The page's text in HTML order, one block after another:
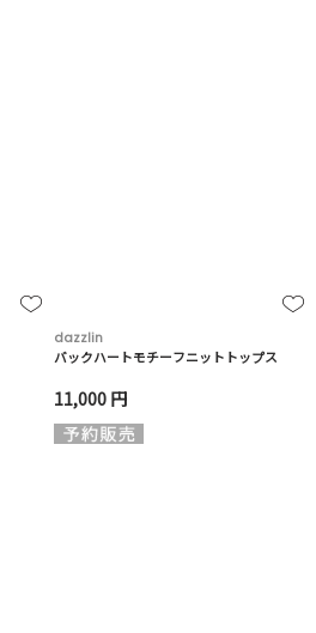
dazzlin
バックハートモチーフニットトップス
11,000 円